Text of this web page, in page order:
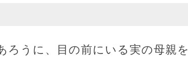
ろうに、目の前にいる実の母親を